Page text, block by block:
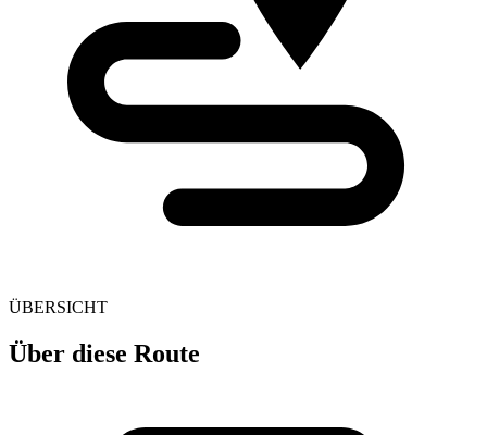
ÜBERSICHT
Über diese Route